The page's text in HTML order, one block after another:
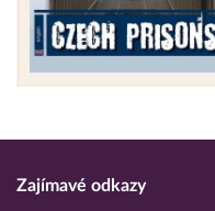
Zajímavé odkazy